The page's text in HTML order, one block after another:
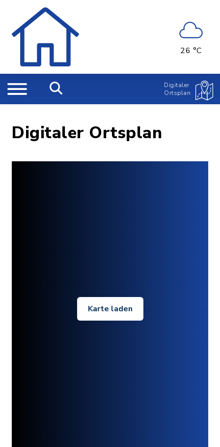
26 °C
Digitaler
Ortsplan
Digitaler Ortsplan
Karte laden